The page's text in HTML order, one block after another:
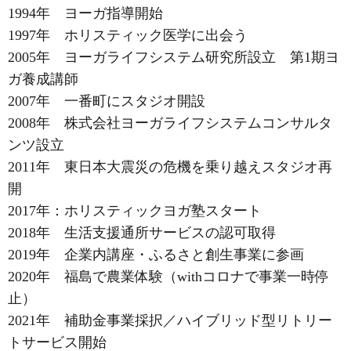
1994年 ヨーガ指導開始
1997年 ホリスティック医学に出会う
2005年 ヨーガライフシステム研究所設立 第1期ヨ
ガ養成講師
2007年 一番町にスタジオ開設
2008年 株式会社ヨーガライフシステムコンサルタ
ンツ設立
2011年 東日本大震災の危機を乗り越えスタジオ再
開
2017年：ホリスティックヨガ塾スタート
2018年 生活支援通所サービスの認可取得
2019年 企業内講座・ふるさと創生事業に参画
2020年 福島で農業体験（withコロナで事業一時停
止）
2021年 補助金事業採択／ハイブリッド型リトリー
トサービス開始